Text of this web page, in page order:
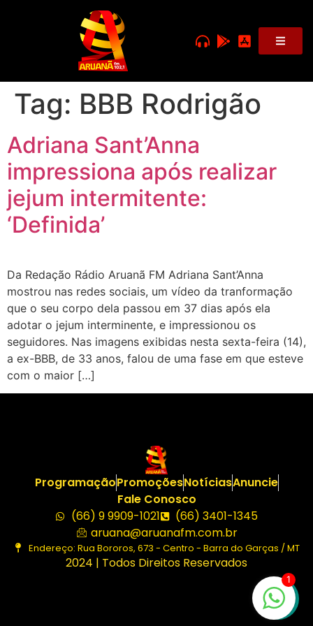
Tag: BBB Rodrigão
Adriana Sant’Anna
impressiona após realizar
jejum intermitente:
‘Definida’
Da Redação Rádio Aruanã FM Adriana Sant’Anna
mostrou nas redes sociais, um vídeo da tranformação
que o seu corpo dela passou em 37 dias após ela
adotar o jejum interminente, e impressionou os
seguidores. Nas imagens exibidas nesta sexta-feira (14),
a ex-BBB, de 33 anos, falou de uma fase em que esteve
com o maior […]
ProgramaçãoPromoçõesNotíciasAnuncie
Fale Conosco
(66) 9 9909-1021
(66) 3401-1345
aruana@aruanafm.com.br
Endereço: Rua Bororos, 673 - Centro - Barra do Garças / MT
2024 | Todos Direitos Reservados
1